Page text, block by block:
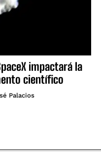
impactará la
científico
Palacios